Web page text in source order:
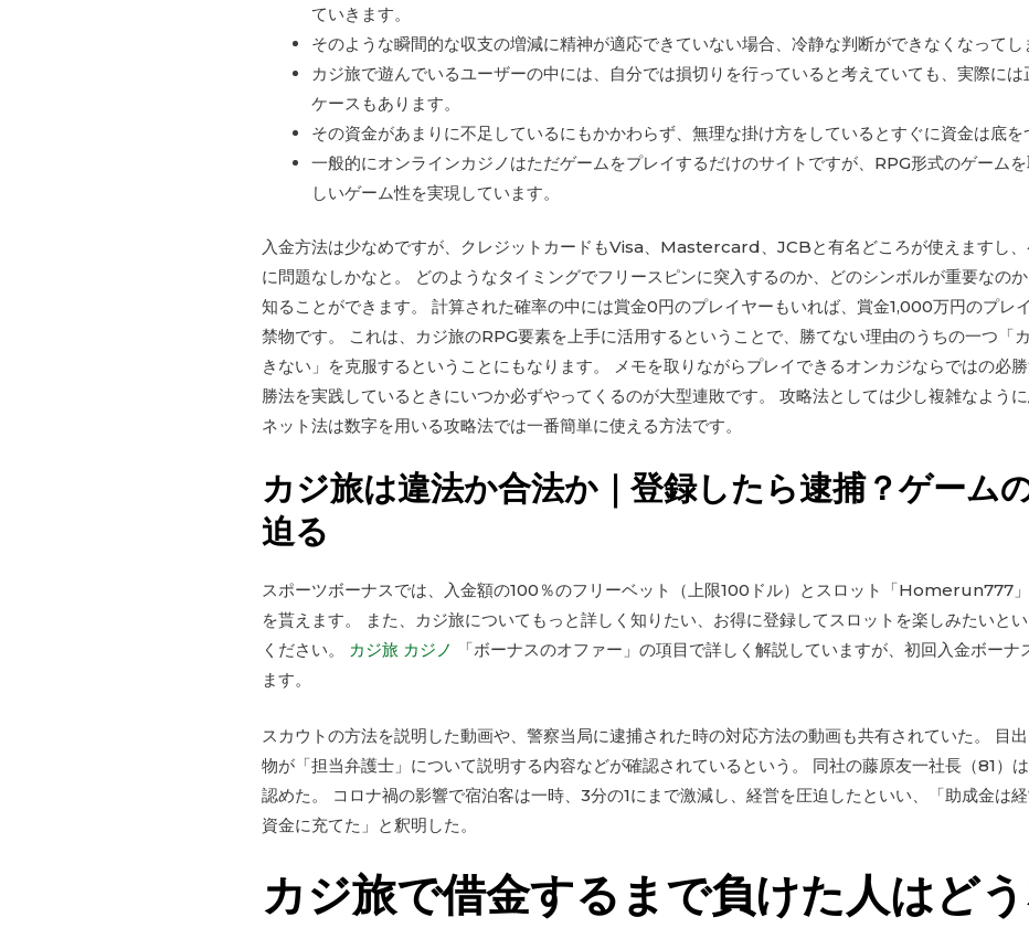
ていきます。
そのような瞬間的な収支の増減に精神が適応できていない場合、冷静な判断ができなくなってし
カジ旅で遊んでいるユーザーの中には、自分では損切りを行っていると考えていても、実際には
ケースもあります。
その資金があまりに不足しているにもかかわらず、無理な掛け方をしているとすぐに資金は底を
一般的にオンラインカジノはただゲームをプレイするだけのサイトですが、RPG形式のゲーム
しいゲーム性を実現しています。
入金方法は少なめですが、クレジットカードもVisa、Mastercard、JCBと有名どころが使えますし
に問題なしかなと。 どのようなタイミングでフリースピンに突入するのか、どのシンボルが重要なの
知ることができます。 計算された確率の中には賞金0円のプレイヤーもいれば、賞金1,000万円のプレ
禁物です。 これは、カジ旅のRPG要素を上手に活用するということで、勝てない理由のうちの一つ「
きない」を克服するということにもなります。 メモを取りながらプレイできるオンカジならではの必
勝法を実践しているときにいつか必ずやってくるのが大型連敗です。 攻略法としては少し複雑なよう
ネット法は数字を用いる攻略法では一番簡単に使える方法です。
カジ旅は違法か合法か｜登録したら逮捕？ゲーム
迫る
スポーツボーナスでは、入金額の100％のフリーベット（上限100ドル）とスロット「Homerun777」
を貰えます。 また、カジ旅についてもっと詳しく知りたい、お得に登録してスロットを楽しみたいと
ください。
カジ旅 カジノ
「ボーナスのオファー」の項目で詳しく解説していますが、初回入金ボーナ
ます。
スカウトの方法を説明した動画や、警察当局に逮捕された時の対応方法の動画も共有されていた。 目
物が「担当弁護士」について説明する内容などが確認されているという。 同社の藤原友一社長（81）
認めた。 コロナ禍の影響で宿泊客は一時、3分の1にまで激減し、経営を圧迫したといい、「助成金は
資金に充てた」と釈明した。
カジ旅で借金するまで負けた人はど